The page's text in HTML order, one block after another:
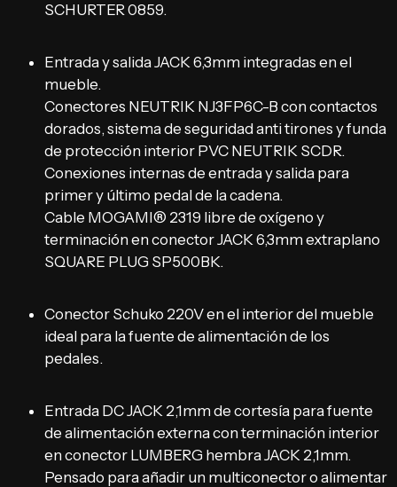
SCHURTER 0859.
Entrada y salida JACK 6,3mm integradas en el
mueble.
Conectores NEUTRIK NJ3FP6C-B con contactos
dorados, sistema de seguridad anti tirones y funda
de protección interior PVC NEUTRIK SCDR.
Conexiones internas de entrada y salida para
primer y último pedal de la cadena.
Cable MOGAMI® 2319 libre de oxígeno y
terminación en conector JACK 6,3mm extraplano
SQUARE PLUG SP500BK.
Conector Schuko 220V en el interior del mueble
ideal para la fuente de alimentación de los
pedales.
Entrada DC JACK 2,1mm de cortesía para fuente
de alimentación externa con terminación interior
en conector LUMBERG hembra JACK 2,1mm.
Pensado para añadir un multiconector o alimentar